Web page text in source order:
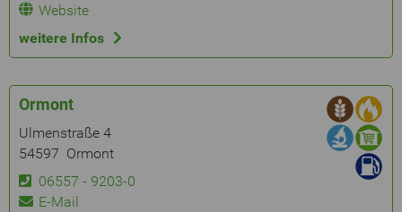
Website
weitere Infos
Ormont
Ulmenstraße 4
54597 Ormont
06557 - 9203-0
E-Mail